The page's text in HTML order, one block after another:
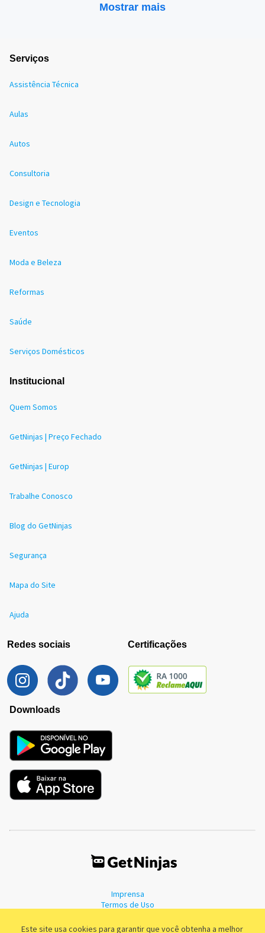
Este site usa cookies para garantir que você obtenha a melhor
Mostrar mais
Serviços
Assistência Técnica
Aulas
Autos
Consultoria
Design e Tecnologia
Eventos
Moda e Beleza
Reformas
Saúde
Serviços Domésticos
Institucional
Quem Somos
GetNinjas | Preço Fechado
GetNinjas | Europ
Trabalhe Conosco
Blog do GetNinjas
Segurança
Mapa do Site
Ajuda
Redes sociais Certificações
Downloads
Imprensa
Termos de Uso